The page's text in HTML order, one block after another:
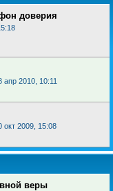
доверия
апр 2010, 10:11
окт 2009, 15:08
веры